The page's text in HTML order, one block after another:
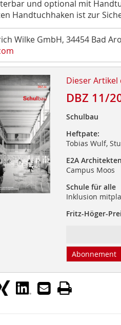
und optional mit
Handtuchhaken ist zur
Wilke GmbH, 34454 Bad
Dieser Artikel
DBZ 11/
Schulbau
Heftpate:
Tobias Wulf,
E2A Architekten
Campus Moos
Schule für alle
Inklusion
Fritz-Höger-
Abonnement